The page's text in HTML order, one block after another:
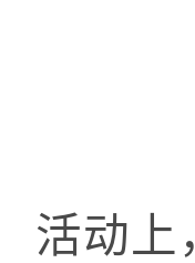
活动上